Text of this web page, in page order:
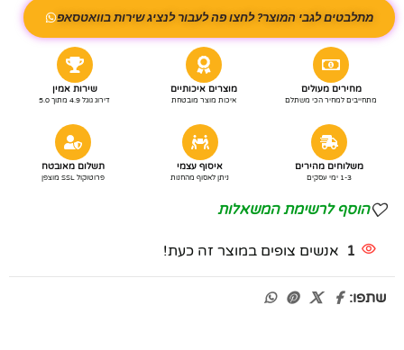
מתלבטים לגבי המוצר? לחצו פה לעבור לנציג שירות בוואטסאפ
מחירים מעולים
מתחייבים למחיר הכי משתלם
מוצרים איכותיים
איכות מוצר מובטחת
שירות אמין
דירוג גוגל 4.9 מתוך 5.0
משלוחים מהירים
1-3 ימי עסקים
איסוף עצמי
ניתן לאסוף מהחנות
תשלום מאובטח
פרוטוקול SSL מוצפן
הוסף לרשימת המשאלות
1 אנשים צופים במוצר זה כעת!
שתפו: